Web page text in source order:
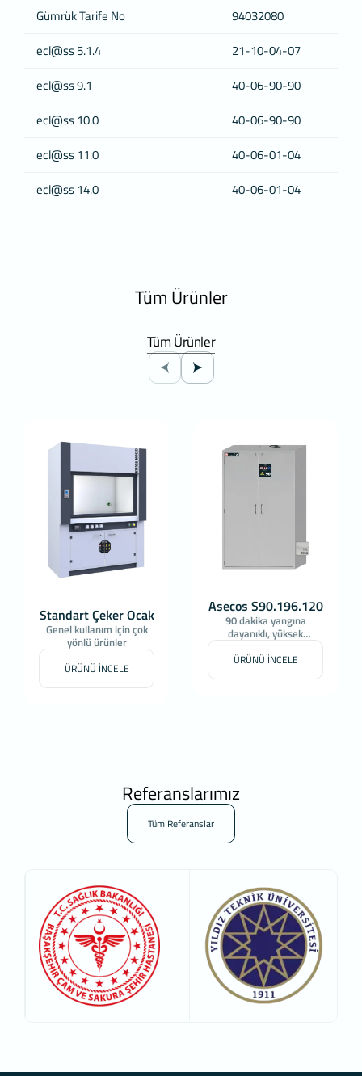
Gümrük Tarife No
94032080
ecl@ss 5.1.4
21-10-04-07
ecl@ss 9.1
40-06-90-90
ecl@ss 10.0
40-06-90-90
ecl@ss 11.0
40-06-01-04
ecl@ss 14.0
40-06-01-04
Tüm Ürünler
Tüm Ürünler
Standart Çeker Ocak
Genel kullanım için çok
yönlü ürünler
ÜRÜNÜ İNCELE
Asecos S90.196.120
90 dakika yangına
dayanıklı, yüksek
güvenlikli dolap çözümü
ÜRÜNÜ İNCELE
Referanslarımız
Tüm Referanslar
Politika’nın yürürlük tarihi güncellenecektir. Gizlilik Politikası
kişisel veri sahiplerinin talebi üzerine ilgili kişilerin erişimine
Tic. Ltd. Sti
Adres: Satış Ofisi: Merkez Mah. Ayazma Cad. No:36
212 691 0 777
info@deltalab.com.trWeb Adresi: